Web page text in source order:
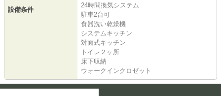
設備条件
24時間換気システム
駐車2台可
食器洗い乾燥機
システムキッチン
対面式キッチン
トイレ２ヶ所
床下収納
ウォークインクロゼット